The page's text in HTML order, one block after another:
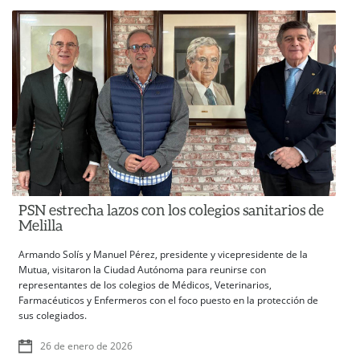
PSN estrecha lazos con los colegios sanitarios de
Melilla
Armando Solís y Manuel Pérez, presidente y vicepresidente de la
Mutua, visitaron la Ciudad Autónoma para reunirse con
representantes de los colegios de Médicos, Veterinarios,
Farmacéuticos y Enfermeros con el foco puesto en la protección de
sus colegiados.
26 de enero de 2026